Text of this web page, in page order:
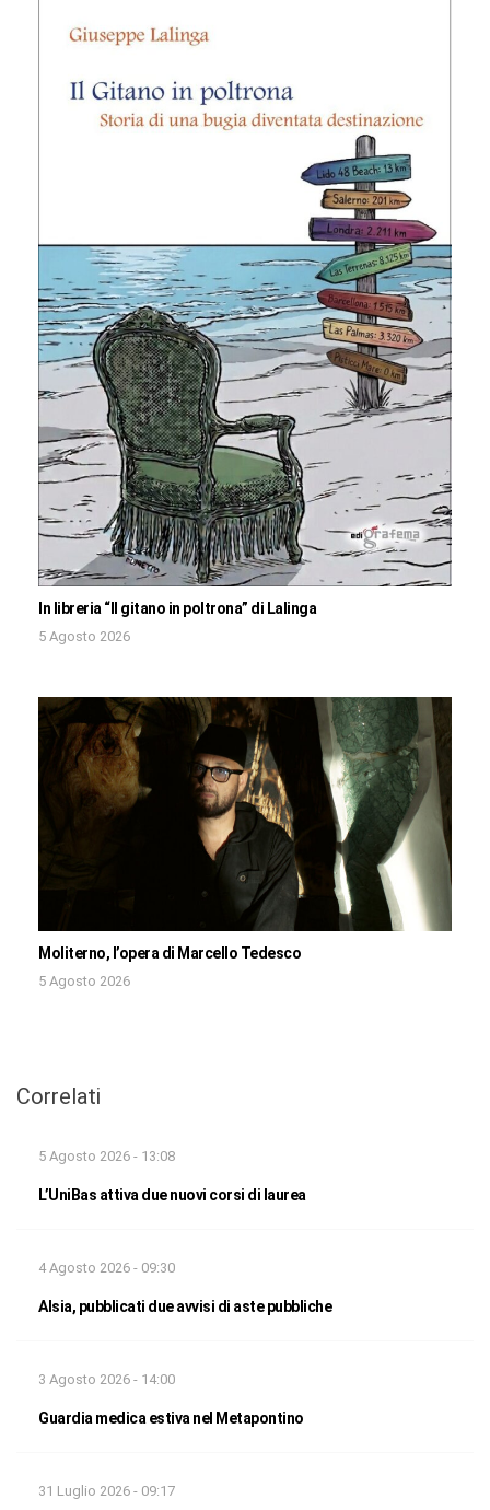
In libreria “Il gitano in poltrona” di Lalinga
5 Agosto 2026
Moliterno, l’opera di Marcello Tedesco
5 Agosto 2026
Correlati
5 Agosto 2026 - 13:08
L’UniBas attiva due nuovi corsi di laurea
4 Agosto 2026 - 09:30
Alsia, pubblicati due avvisi di aste pubbliche
3 Agosto 2026 - 14:00
Guardia medica estiva nel Metapontino
31 Luglio 2026 - 09:17